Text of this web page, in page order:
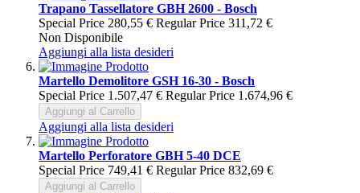
Trapano Tassellatore GBH 2600 - Bosch
Special Price 280,55 € Regular Price 311,72 €
Non Disponibile
Aggiungi alla lista desideri
Martello Demolitore GSH 16-30 - Bosch
Special Price 1.507,47 € Regular Price 1.674,96 €
Aggiungi al Carrello
Aggiungi alla lista desideri
Martello Perforatore GBH 5-40 DCE
Special Price 749,41 € Regular Price 832,69 €
Aggiungi al Carrello